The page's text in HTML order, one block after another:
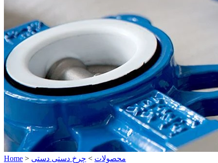
Home > محصولات > چرخ دستی دستی